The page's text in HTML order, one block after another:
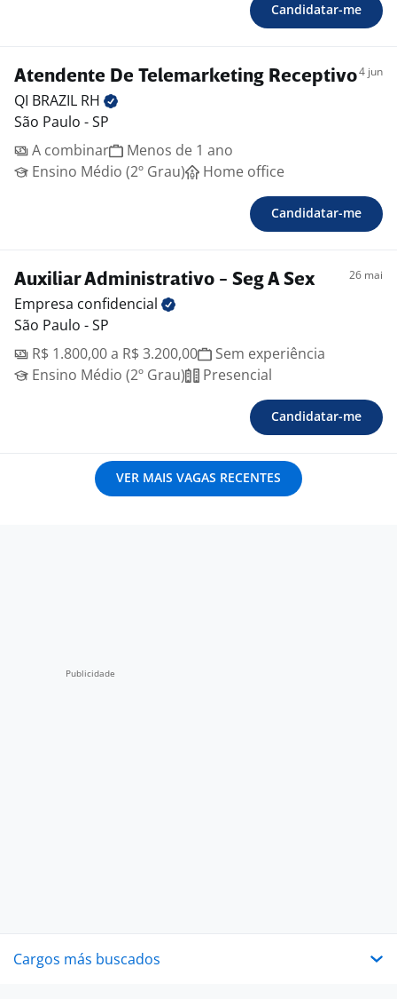
Candidatar-me
Atendente De Telemarketing Receptivo4 jun
QI BRAZIL RH
São Paulo - SP
A combinar
Menos de 1 ano
Ensino Médio (2º Grau)
Home office
Candidatar-me
Auxiliar Administrativo - Seg A Sex 26 mai
Empresa confidencial
São Paulo - SP
R$ 1.800,00 a R$ 3.200,00
Sem experiência
Ensino Médio (2º Grau)
Presencial
Candidatar-me
VER MAIS VAGAS RECENTES
Cargos más buscados